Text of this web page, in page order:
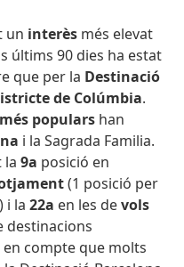
un interès més elevat
últims 90 dies ha estat
que per la Destinació
de Colúmbia.
populars han
i la Sagrada Familia.
la9a posició en
(1 posició per
i la22a en les devols
destinacions
compte que molts